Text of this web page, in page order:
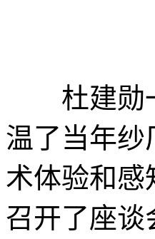
杜建勋一
温了当年纱
术体验和感
召开了座谈